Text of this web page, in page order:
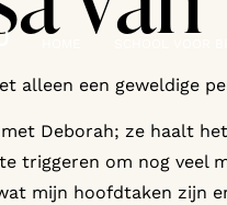
alleen een geweldige
Deborah; ze haalt
triggeren om nog veel
mijn hoofdtaken zijn